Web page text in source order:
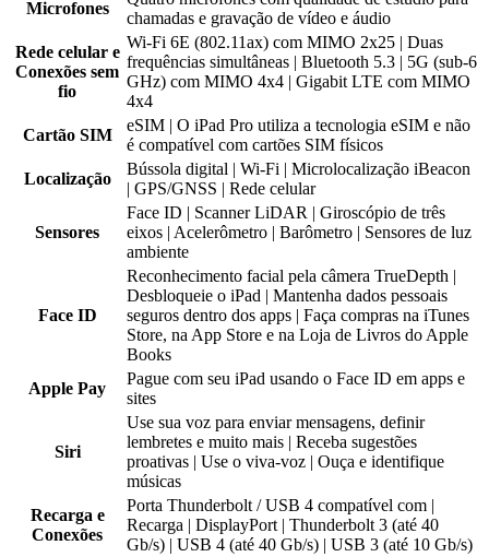
Microfones
chamadas e gravação de vídeo e áudio
Rede celular e
Conexões sem
fio
Wi-Fi 6E (802.11ax) com MIMO 2x25 | Duas
frequências simultâneas | Bluetooth 5.3 | 5G (sub-6
GHz) com MIMO 4x4 | Gigabit LTE com MIMO
4x4
Cartão SIM
eSIM | O iPad Pro utiliza a tecnologia eSIM e não
é compatível com cartões SIM físicos
Localização
Bússola digital | Wi-Fi | Microlocalização iBeacon
| GPS/GNSS | Rede celular
Sensores
Face ID | Scanner LiDAR | Giroscópio de três
eixos | Acelerômetro | Barômetro | Sensores de luz
ambiente
Face ID
Reconhecimento facial pela câmera TrueDepth |
Desbloqueie o iPad | Mantenha dados pessoais
seguros dentro dos apps | Faça compras na iTunes
Store, na App Store e na Loja de Livros do Apple
Books
Apple Pay
Pague com seu iPad usando o Face ID em apps e
sites
Siri
Use sua voz para enviar mensagens, definir
lembretes e muito mais | Receba sugestões
proativas | Use o viva-voz | Ouça e identifique
músicas
Recarga e
Conexões
Porta Thunderbolt / USB 4 compatível com |
Recarga | DisplayPort | Thunderbolt 3 (até 40
Gb/s) | USB 4 (até 40 Gb/s) | USB 3 (até 10 Gb/s)